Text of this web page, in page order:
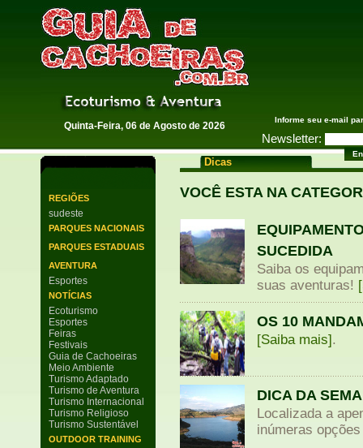
Guia de Cachoeiras
Quinta-Feira, 06 de Agosto de 2026
Informe seu e-mail
Newsletter:
REGIÕES
sudeste
PARQUES NACIONAIS
PARQUES ESTADUAIS
AVENTURA
Esportes
NOTÍCIAS
Ecoturismo
Esportes
Feiras
Festivais
Guia de Cachoeiras
Meio Ambiente
Turismo Adaptado
Turismo de Aventura
Turismo Internacional
Turismo Religioso
Turismo Sustentável
OUTDOOR TRAINING
Dicas
VOCÊ ESTA NA
SUCEDIDA
Saiba os
suas aventuras!
OS 10
[Saiba mais].
DICA DA
Localizada a
inúmeras